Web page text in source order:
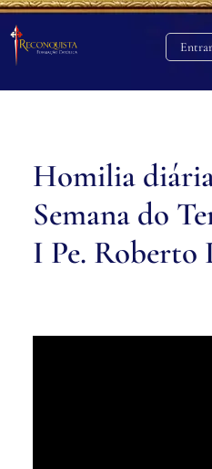
Entrar
Homilia
Semana do
I Pe. Roberto